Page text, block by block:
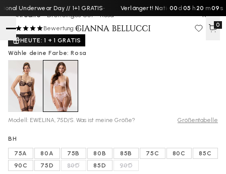
Underwear Day // 1+1 GRATIS· Verlängert! National Underwear Day //
00 d 05 h 20 m08 s
0
Aphrodite -Dreiteiliges Set - Rosa 105 €
Bewertung: 4
HEUTE: 1 + 1 GRATIS
Wähle deine Farbe: Rosa
Modell: EWELINA, 75D/S. Was ist meine Größe? Größentabelle
BH
75A 80A 75B 80B 85B 75C 80C
85C
90C
75D 80D 85D 90D